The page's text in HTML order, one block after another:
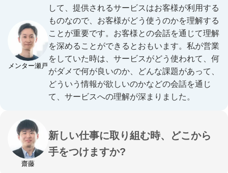
メンター瀬戸
して、提供されるサービスはお客様が利用する
ものなので、お客様がどう使うのかを理解する
ことが重要です。お客様との会話を通じて理解
を深めることができるとおもいます。私が営業
をしていた時は、サービスがどう使われて、何
がダメで何が良いのか、どんな課題があって、
どういう情報が欲しいのかなどの会話を通じ
て、サービスへの理解が深まりました。
齋藤
新しい仕事に取り組む時、どこから
手をつけますか?